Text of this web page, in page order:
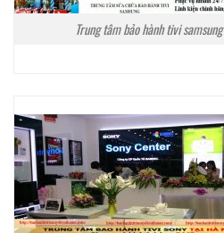
Trung tâm bảo hành tivi samsung